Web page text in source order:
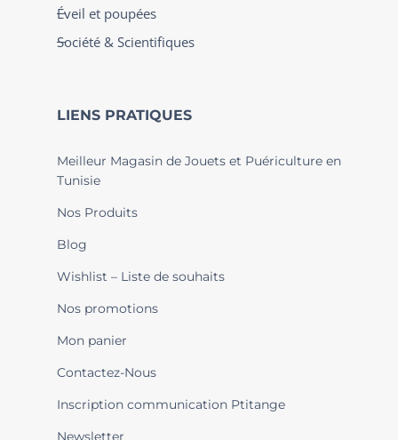
Éveil et poupées
Société & Scientifiques
LIENS PRATIQUES
Meilleur Magasin de Jouets et Puériculture en
Tunisie
Nos Produits
Blog
Wishlist – Liste de souhaits
Nos promotions
Mon panier
Contactez-Nous
Inscription communication Ptitange
Newsletter